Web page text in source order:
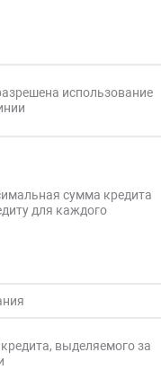
использование
сумма кредита
для каждого
выделяемого за